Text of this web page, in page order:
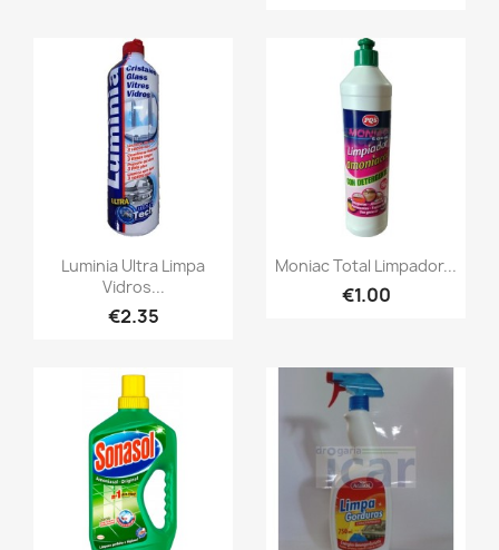
Luminia Ultra Limpa
Vidros...
€2.35
Moniac Total Limpador...
€1.00